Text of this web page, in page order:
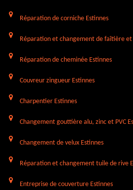
Réparation de corniche Estinnes
Réparation et changement de faîtière et
Réparation de cheminée Estinnes
Couvreur zingueur Estinnes
Charpentier Estinnes
Changement gouttière alu, zinc et PVC
Changement de velux Estinnes
Réparation et changement tuile de rive
Entreprise de couverture Estinnes